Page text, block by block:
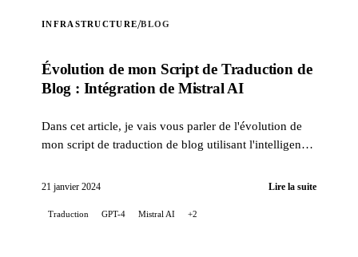
INFRASTRUCTURE/BLOG
Évolution de mon Script de Traduction de
Blog : Intégration de Mistral AI
Dans cet article, je vais vous parler de l'évolution de
mon script de traduction de blog utilisant l'intelligence
21 janvier 2024 Lire la suite
Traduction GPT-4 Mistral AI +2